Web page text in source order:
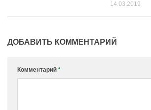
14.03.2019
ДОБАВИТЬ КОММЕНТАРИЙ
Комментарий *